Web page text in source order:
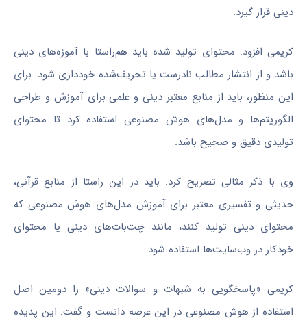
دینی قرار گیرد.
کریمی افزود: محتوای تولید شده باید هم‌راستا با آموزه‌های دینی
باشد و از انتشار مطالب نادرست یا تحریف‌شده خودداری شود. برای
این منظور، باید از منابع معتبر دینی و علمی برای آموزش و طراحی
الگوریتم‌ها و مدل‌های هوش مصنوعی استفاده کرد تا محتوای
تولیدی دقیق و صحیح باشد.
وی با ذکر مثالی تصریح کرد: باید در این راستا از منابع قرآنی،
حدیثی و تفسیری معتبر برای آموزش مدل‌های هوش مصنوعی که
محتوای دینی تولید کنند، مانندچت‌بات‌های دینی یا محتوای
خودکار در وب‌سایت‌ها استفاده شود.
کریمی «پاسخگویی به شبهات و سوالات دینی» را دومین اصل
استفاده از هوش مصنوعی در این عرصه دانست و گفت: این پدیده